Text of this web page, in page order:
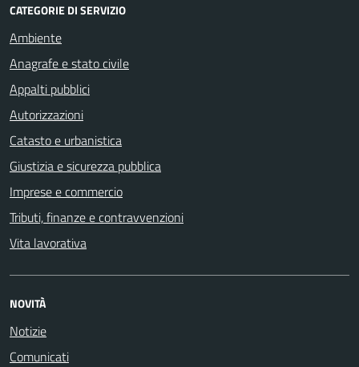
CATEGORIE DI SERVIZIO
Ambiente
Anagrafe e stato civile
Appalti pubblici
Autorizzazioni
Catasto e urbanistica
Giustizia e sicurezza pubblica
Imprese e commercio
Tributi, finanze e contravvenzioni
Vita lavorativa
NOVITÀ
Notizie
Comunicati